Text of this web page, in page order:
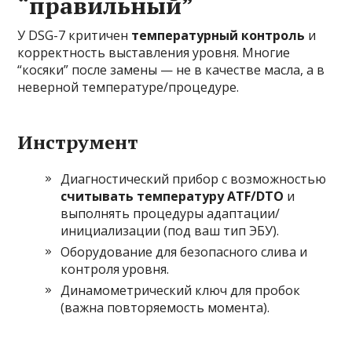
У DSG-7 критичен температурный контроль и
корректность выставления уровня. Многие
“косяки” после замены — не в качестве масла, а в
неверной температуре/процедуре.
Инструмент
Диагностический прибор с возможностью
считывать температуру ATF/DTO и
выполнять процедуры адаптации/
инициализации (под ваш тип ЭБУ).
Оборудование для безопасного слива и
контроля уровня.
Динамометрический ключ для пробок
(важна повторяемость момента).